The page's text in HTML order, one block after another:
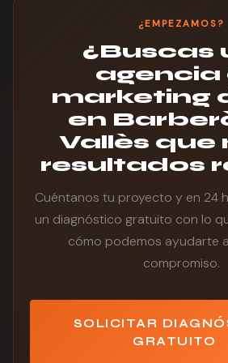
resultados lo justifican. Sin humo,
¿EMPEZAMOS?
¿Buscas
agencia
marketing
en
Vallès que
resultados
Cuéntanos tu proyecto y en 24
un diagnóstico gratuito con lo
cómo podemos ayudarte
compromiso.
SOLICITAR
GRATUITO